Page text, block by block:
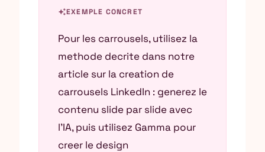
auto_awesomeEXEMPLE CONCRET
Pour les carrousels, utilisez la
methode decrite dans notre
article sur la creation de
carrousels LinkedIn : generez le
contenu slide par slide avec
l’IA, puis utilisez Gamma pour
creer le design